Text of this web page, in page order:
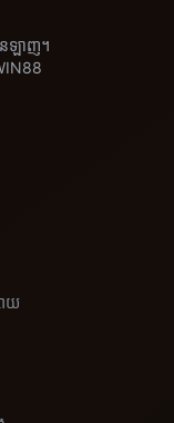
នឡាញ។
ាយ